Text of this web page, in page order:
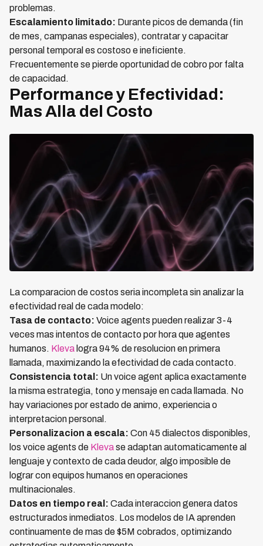
problemas.
Escalamiento limitado: Durante picos de demanda (fin
de mes, campanas especiales), contratar y capacitar
personal temporal es costoso e ineficiente.
Frecuentemente se pierde oportunidad de cobro por falta
de capacidad.
Performance y Efectividad:
Mas Alla del Costo
La comparacion de costos seria incompleta sin analizar la
efectividad real de cada modelo:
Tasa de contacto: Voice agents pueden realizar 3-4
veces mas intentos de contacto por hora que agentes
humanos. Kleva logra 94% de resolucion en primera
llamada, maximizando la efectividad de cada contacto.
Consistencia total: Un voice agent aplica exactamente
la misma estrategia, tono y mensaje en cada llamada. No
hay variaciones por estado de animo, experiencia o
interpretacion personal.
Personalizacion a escala: Con 45 dialectos disponibles,
los voice agents de Klevase adaptan automaticamente al
lenguaje y contexto de cada deudor, algo imposible de
lograr con equipos humanos en operaciones
multinacionales.
Datos en tiempo real: Cada interaccion genera datos
estructurados inmediatos. Los modelos de IA aprenden
continuamente de mas de $5M cobrados, optimizando